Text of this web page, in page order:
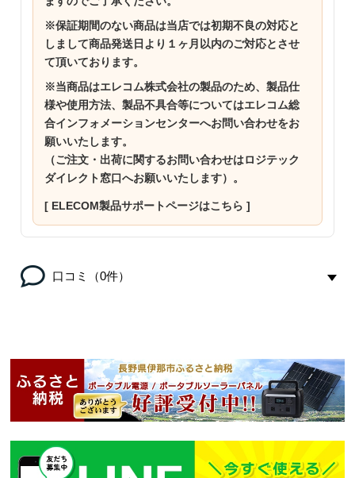
※保証期間のない商品は当店では初期不良の対応と
しまして商品発送日より１ヶ月以内のご対応とさせ
て頂いております。
※当商品はエレコム株式会社の製品のため、製品仕
様や使用方法、製品不具合等についてはエレコム総
合インフォメーションセンターへお問い合わせをお
願いいたします。
（ご注文・出荷に関するお問い合わせはロジテック
ダイレクト窓口へお願いいたします）。
[ ELECOM製品サポートページはこちら ]
口コミ（0件）